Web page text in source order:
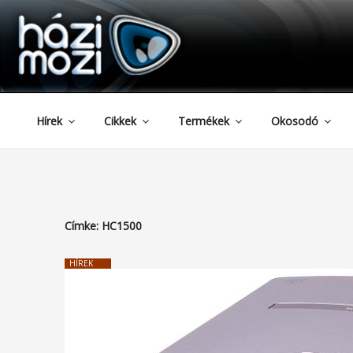
Tartalomhoz
HAZIMOZI
Hírek Cikkek Termékek Okosodó
Címke: HC1500
HÍREK